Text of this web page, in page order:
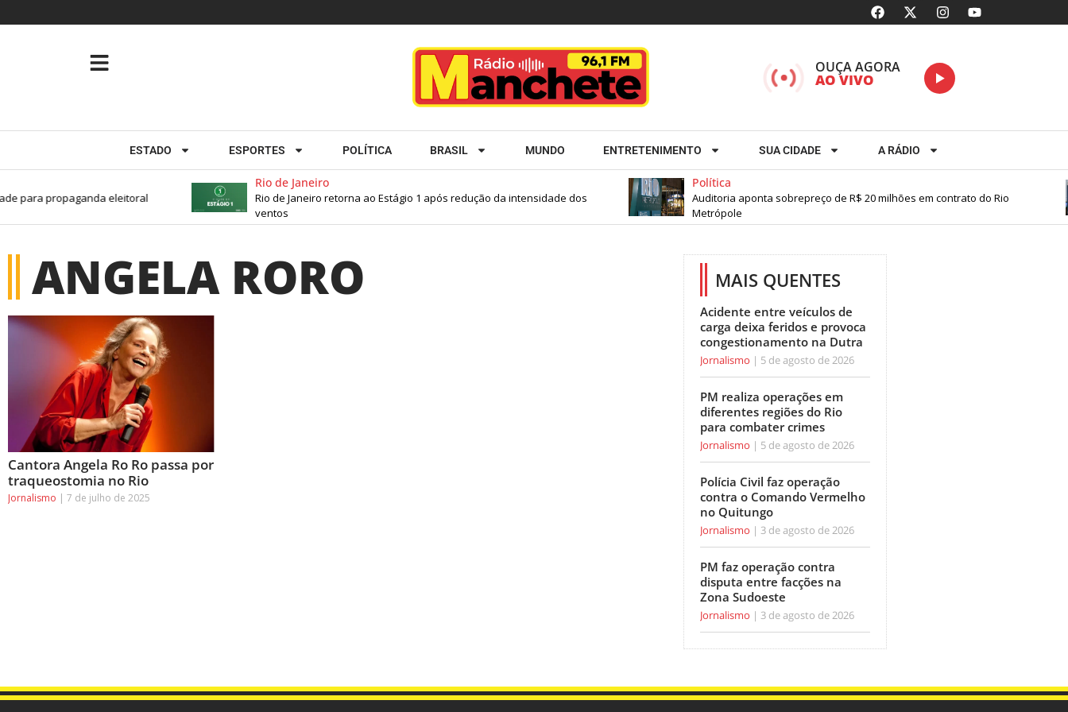
OUÇA AGORA
AO VIVO
ESTADO ESPORTES POLÍTICA BRASIL MUNDO ENTRETENIMENTO SUA CIDADE A RÁDIO
Rio de Janeiro
Rio de Janeiro retorna ao Estágio 1 após redução da intensidade dos
ventos
Política
Auditoria aponta sobrepreço de R$ 20 milhões em contrato do Rio
Metrópole
para propaganda eleitoral
ANGELA RORO
Cantora Angela Ro Ro passa por
traqueostomia no Rio
Jornalismo 7 de julho de 2025
MAIS QUENTES
Acidente entre veículos de
carga deixa feridos e provoca
congestionamento na Dutra
Jornalismo 5 de agosto de 2026
PM realiza operações em
diferentes regiões do Rio
para combater crimes
Jornalismo 5 de agosto de 2026
Polícia Civil faz operação
contra o Comando Vermelho
no Quitungo
Jornalismo 3 de agosto de 2026
PM faz operação contra
disputa entre facções na
Zona Sudoeste
Jornalismo 3 de agosto de 2026